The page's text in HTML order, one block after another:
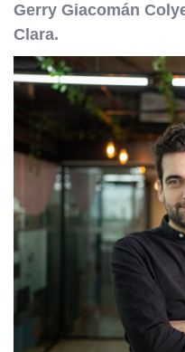
Gerry Giacomán
Clara.